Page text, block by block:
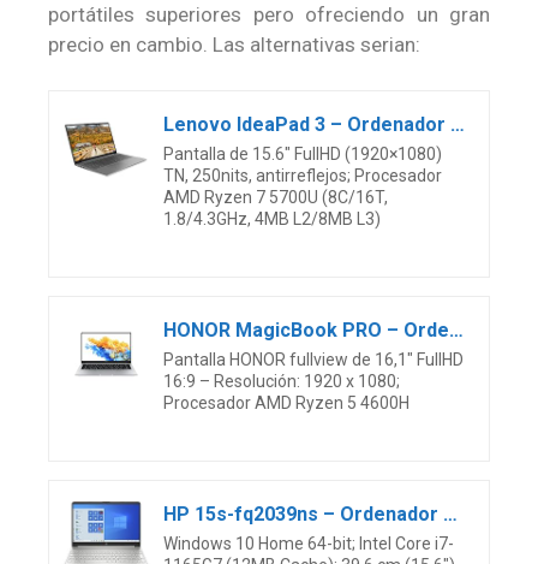
portátiles superiores pero ofreciendo un gran
precio en cambio. Las alternativas serian:
Lenovo IdeaPad 3 – Ordenador Portátil 15.6″ FullHD (AMD Ryzen 7 5700U, 16GB RAM, 512GB SSD, AMD Radeon Graphics, Windows 10 Home) Gris – Teclado QWERTY Portugués
Pantalla de 15.6″ FullHD (1920×1080)
TN, 250nits, antirreflejos; Procesador
AMD Ryzen 7 5700U (8C/16T,
1.8/4.3GHz, 4MB L2/8MB L3)
HONOR MagicBook PRO – Ordenador Portátil Ultrafino de 16.1″ FullHD (Ryzen 5-4600H, 16GB RAM, 512GB SSD, AMD graphics, Windows 10) Laptop Silver – Teclado QWERTY español
Pantalla HONOR fullview de 16,1″ FullHD
16:9 – Resolución: 1920 x 1080;
Procesador AMD Ryzen 5 4600H
HP 15s-fq2039ns – Ordenador Portátil de 15,6″ FHD (Intel Core i7-1165G7, 8GB de RAM, 512GB SSD, Intel Iris Xe, Windows 10 Home) Plata – Teclado QWERTY Español
Windows 10 Home 64-bit; Intel Core i7-